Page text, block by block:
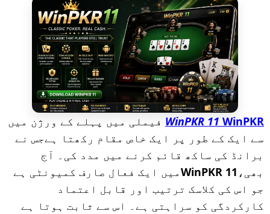
WinPKR 11 WinPKR
فیملی میں پہلے کے ورژن میں
سے ایک کے طور پر ایک خاص مقام رکھتا ہےجس نے
برانڈ کی ساکھ قائم کرنے میں مدد کی۔ آج
بھی، WinPKR 11میں ایک فعال صارف کمیونٹی ہے
جو اس کی کلاسک ترتیب اور قابل اعتماد
کارکردگی کو سراہتی ہے۔ اس سے ثابت ہوتا ہے